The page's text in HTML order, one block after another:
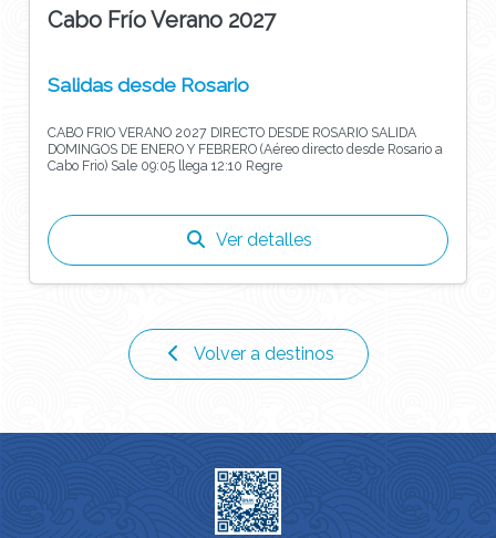
Cabo Frío Verano 2027
Salidas desde Rosario
CABO FRIO VERANO 2027 DIRECTO DESDE ROSARIO SALIDA
DOMINGOS DE ENERO Y FEBRERO (Aéreo directo desde Rosario a
Cabo Frio) Sale 09:05 llega 12:10 Regre
Ver detalles
Volver a destinos